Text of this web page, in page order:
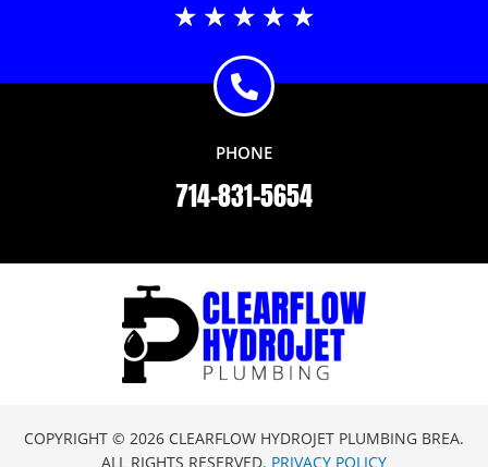
★ ★ ★ ★ ★
of
PHONE
714-831-5654
COPYRIGHT © 2026 CLEARFLOW HYDROJET PLUMBING BREA.
ALL RIGHTS RESERVED. PRIVACY POLICY